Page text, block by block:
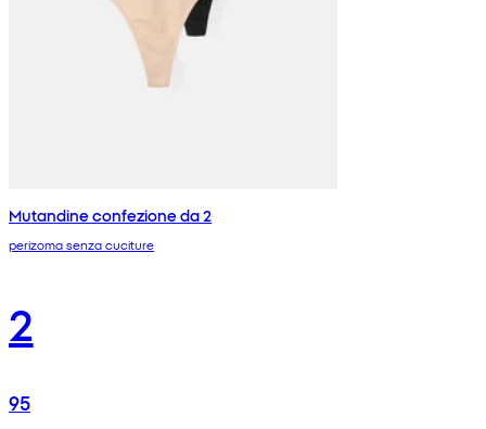
Mutandine confezione da 2
perizoma senza cuciture
2
95